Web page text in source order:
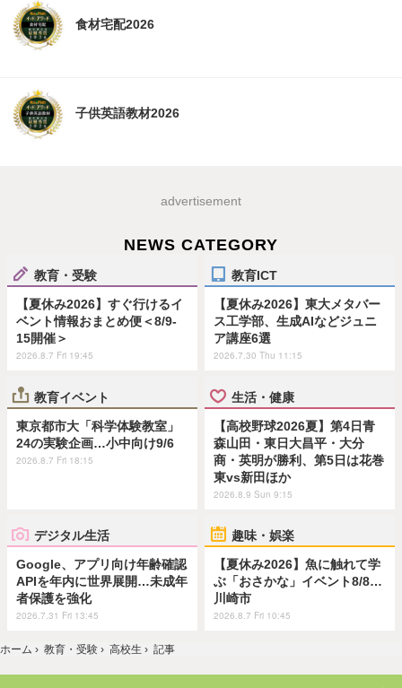
食材宅配2026
子供英語教材2026
advertisement
NEWS CATEGORY
教育・受験
【夏休み2026】すぐ行けるイ
ベント情報おまとめ便＜8/9-
15開催＞
2026.8.7 Fri 19:45
教育ICT
【夏休み2026】東大メタバー
ス工学部、生成AIなどジュニ
ア講座6選
2026.7.30 Thu 11:15
教育イベント
東京都市大「科学体験教室」
24の実験企画…小中向け9/6
2026.8.7 Fri 18:15
生活・健康
【高校野球2026夏】第4日青
森山田・東日大昌平・大分
商・英明が勝利、第5日は花巻
東vs新田ほか
2026.8.9 Sun 9:15
デジタル生活
Google、アプリ向け年齢確認
APIを年内に世界展開…未成年
者保護を強化
2026.7.31 Fri 13:45
趣味・娯楽
【夏休み2026】魚に触れて学
ぶ「おさかな」イベント8/8…
川崎市
2026.8.7 Fri 10:45
ホーム › 教育・受験 › 高校生 › 記事